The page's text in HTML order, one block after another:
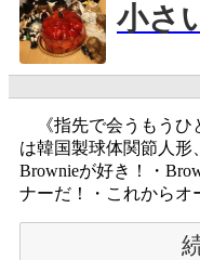
小さ
《指先で会うもうひ
は韓国製球体関節人形
Brownieが好き！・
ナーだ！・これからオ